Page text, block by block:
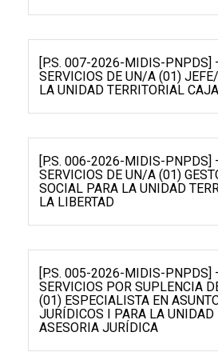
[P.S. 007-2026-MIDIS-PNPDS]
SERVICIOS DE UN/A (01)
LA UNIDAD TERRITORIAL
[P.S. 006-2026-MIDIS-PNPDS]
SERVICIOS DE UN/A (01)
SOCIAL PARA LA UNIDAD
LA LIBERTAD
[P.S. 005-2026-MIDIS-PNPDS]
SERVICIOS POR SUPLENCIA
(01) ESPECIALISTA EN
JURÍDICOS I PARA LA UNIDAD
ASESORIA JURÍDICA